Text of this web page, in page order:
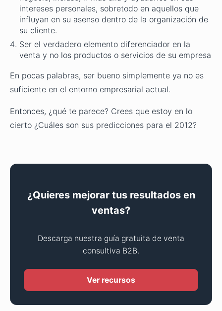
intereses personales, sobretodo en aquellos que
influyan en su asenso dentro de la organización de
su cliente.
Ser el verdadero elemento diferenciador en la
venta y no los productos o servicios de su empresa
En pocas palabras, ser bueno simplemente ya no es
suficiente en el entorno empresarial actual.
Entonces, ¿qué te parece? Crees que estoy en lo
cierto ¿Cuáles son sus predicciones para el 2012?
¿Quieres mejorar tus resultados en
ventas?
Descarga nuestra guía gratuita de venta
consultiva B2B.
Ver recursos